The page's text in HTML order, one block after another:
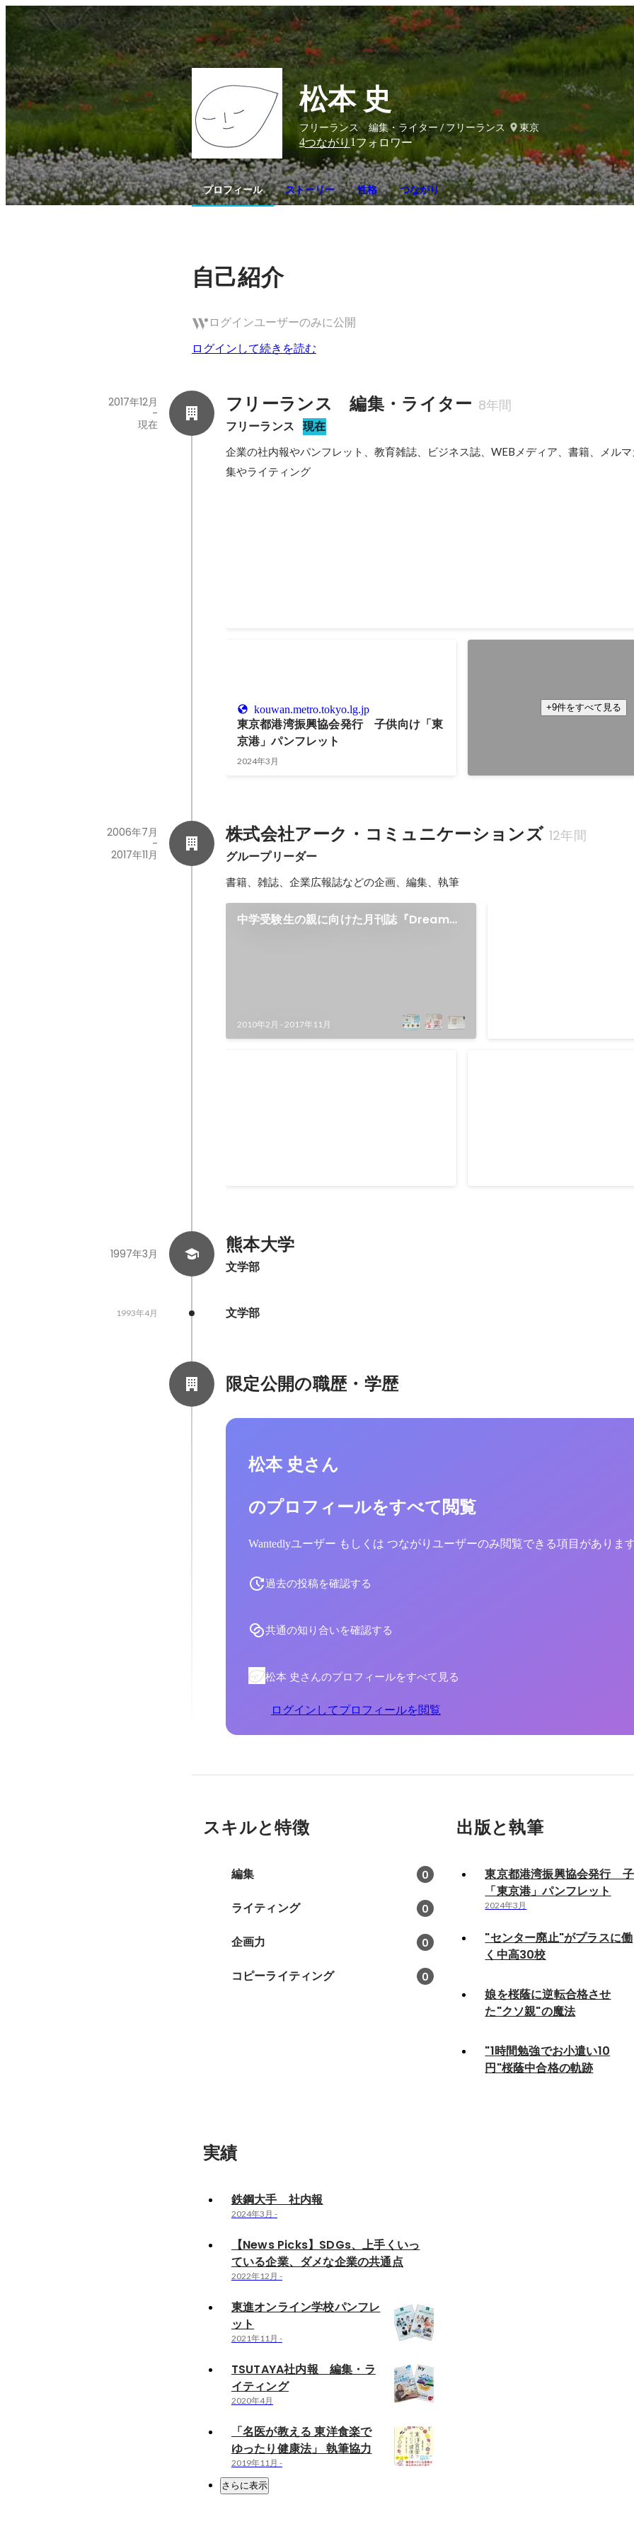
松本 史
フリーランス 編集・ライター / フリーランス
東京
4つながり 1 フォロワー
プロフィール ストーリー 性格 つながり
自己紹介
ログインユーザーのみに公開
ログインして続きを読む
フリーランス　編集・ライター 8年間
フリーランス 現在
2017年12月
-
現在
企業の社内報やパンフレット、教育雑誌、ビジネス誌、WEBメディア、書籍、メル
集やライティング
kouwan.metro.tokyo.lg.jp
東京都港湾振興協会発行 子供向け「東
京港」パンフレット
2024年3月
+9件をすべて見る
株式会社アーク・コミュニケーションズ 12年間
グループリーダー
2006年7月
-
2017年11月
書籍、雑誌、企業広報誌などの企画、編集、執筆
中学受験生の親に向けた月刊誌『Dream
2010年2月 -2017年11月
熊本大学
文学部
1997年3月
文学部
1993年4月
限定公開の職歴・学歴
松本 史さん
のプロフィールをすべて閲覧
Wantedlyユーザー もしくは つながりユーザーのみ閲覧できる項目がありま
過去の投稿を確認する
共通の知り合いを確認する
松本 史さんのプロフィールをすべて見る
ログインしてプロフィールを閲覧
スキルと特徴
編集 0
ライティング 0
企画力 0
コピーライティング 0
出版と執筆
東京都港湾振興協会発行
「東京港」パンフレット
2024年3月
"センター廃止"がプラスに働
く中高30校
娘を桜蔭に逆転合格させ
た"クソ親"の魔法
"1時間勉強でお小遣い10
円"桜蔭中合格の軌跡
実績
鉄鋼大手 社内報
2024年3月 -
【News Picks】SDGs、上手くいっ
ている企業、ダメな企業の共通点
2022年12月 -
東進オンライン学校パンフレ
ット
2021年11月 -
TSUTAYA社内報 編集・ラ
イティング
2020年4月
「名医が教える 東洋食楽で
ゆったり健康法」 執筆協力
2019年11月 -
さらに表示